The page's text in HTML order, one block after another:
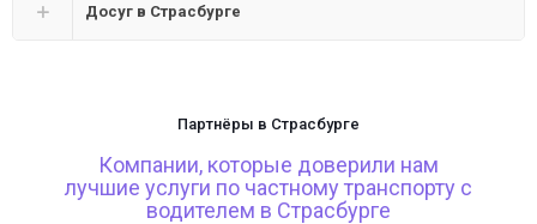
Досуг в Страсбурге
Партнёры в Страсбурге
Компании, которые доверили нам
лучшие услуги по частному транспорту с
водителем в Страсбурге